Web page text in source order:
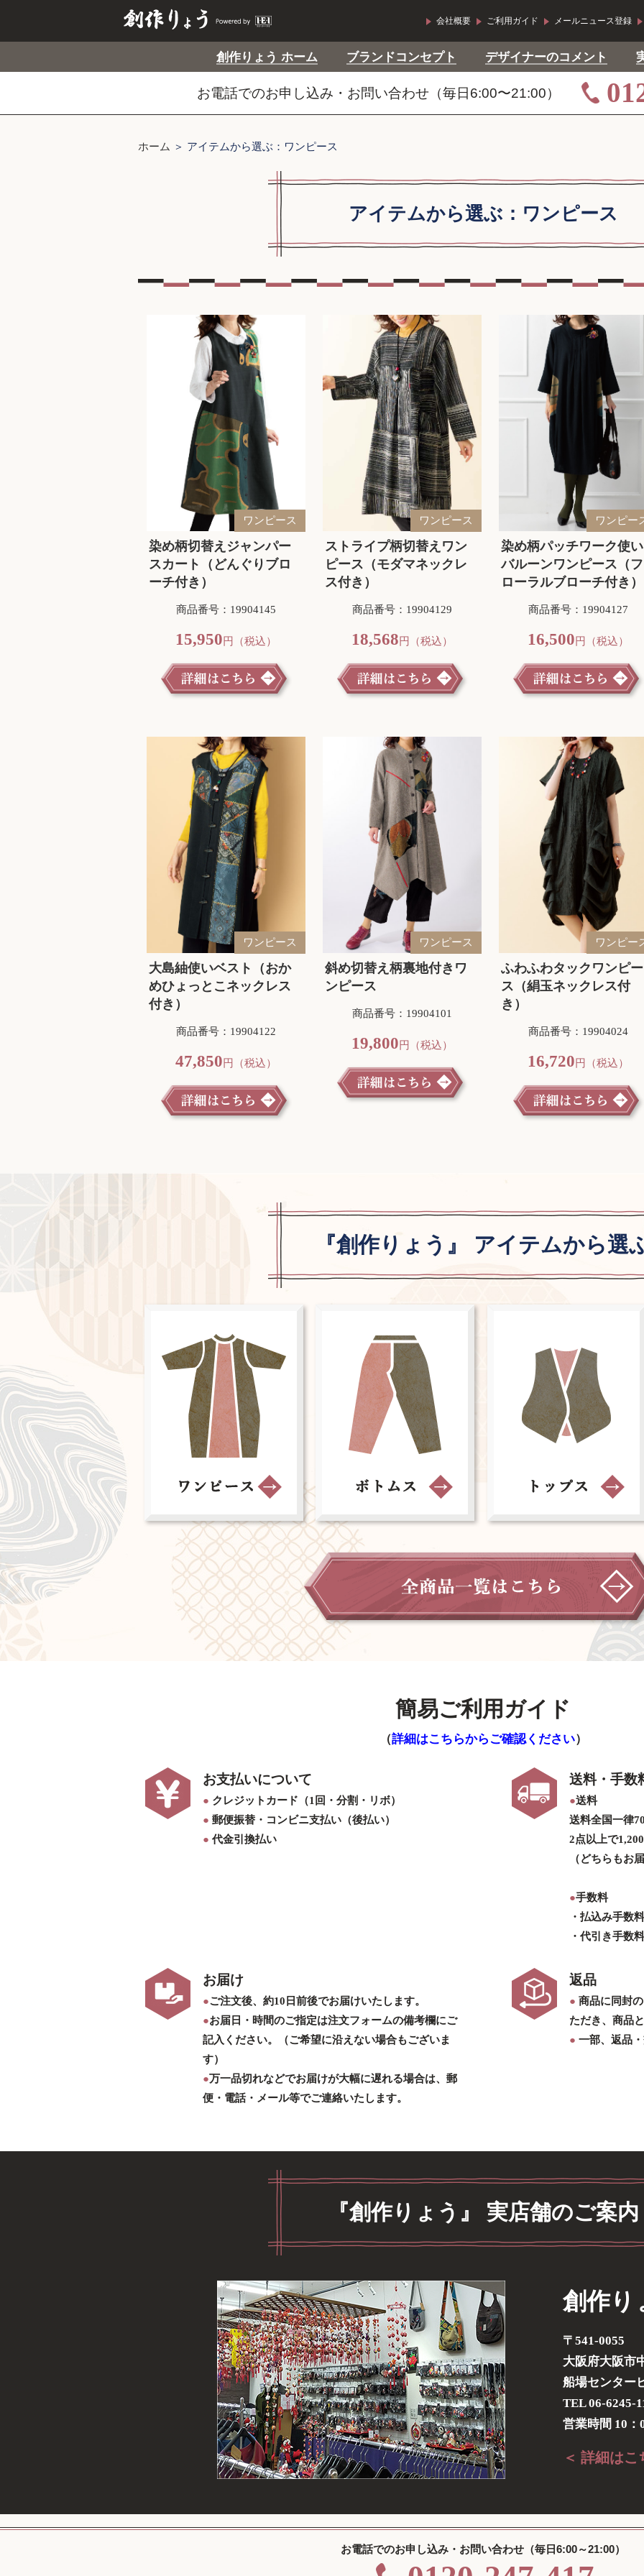
会社概要 ご利用ガイド メールニュース登録
創作りょう ホーム ブランドコンセプト デザイナーのコメント
お電話でのお申し込み・お問い合わせ（毎日6:00〜21:00）
ホーム ＞ アイテムから選ぶ：ワンピース
アイテムから選ぶ：ワンピース
ワンピース
染め柄切替えジャンパー
スカート（どんぐりブロ
ーチ付き）
商品番号：19904145
15,950円（税込）
ワンピース
ストライプ柄切替えワン
ピース（モダマネックレ
ス付き）
商品番号：19904129
18,568円（税込）
ワンピー
染め柄パッチワーク使い
バルーンワンピース（フ
ローラルブローチ付き）
商品番号：19904127
16,500円（税込）
ワンピース
大島紬使いベスト（おか
めひょっとこネックレス
付き）
商品番号：19904122
47,850円（税込）
ワンピース
斜め切替え柄裏地付きワ
ンピース
商品番号：19904101
19,800円（税込）
ワンピー
ふわふわタックワンピー
ス（絹玉ネックレス付
き）
商品番号：19904024
16,720円（税込）
『創作りょう』 アイテムから選
簡易ご利用ガイド
（詳細はこちらからご確認ください）
お支払いについて
● クレジットカード（1回・分割・リボ）
● 郵便振替・コンビニ支払い（後払い）
● 代金引換払い
送料・手数
●送料
送料全国一律
2点以上で
（どちらもお
●手数料
・払込み手数
・代引き手数
お届け
●ご注文後、約10日前後でお届けいたします。
●お届日・時間のご指定は注文フォームの備考欄にご
記入ください。（ご希望に沿えない場合もございま
す）
●万一品切れなどでお届けが大幅に遅れる場合は、郵
便・電話・メール等でご連絡いたします。
返品
● 商品に同封
ただき、商品
● 一部、返品
『創作りょう』 実店舗のご案内
創作り
〒541-0055
大阪府大阪市
船場センター
TEL 06-6245-
営業時間 10：
＜ 詳細は
お電話でのお申し込み・お問い合わせ（毎日6:00～21:00）